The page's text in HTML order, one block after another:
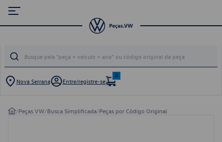
Nova Serrana Entre/registre-se
0
/Peças VW/Busca Simplificada/Peças por Código Original